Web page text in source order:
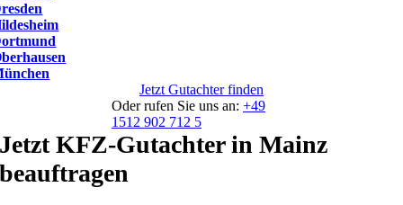
Jetzt Gutachter finden
Oder rufen Sie uns an: +49
1512 902 712 5
Jetzt KFZ-Gutachter in Mainz
beauftragen